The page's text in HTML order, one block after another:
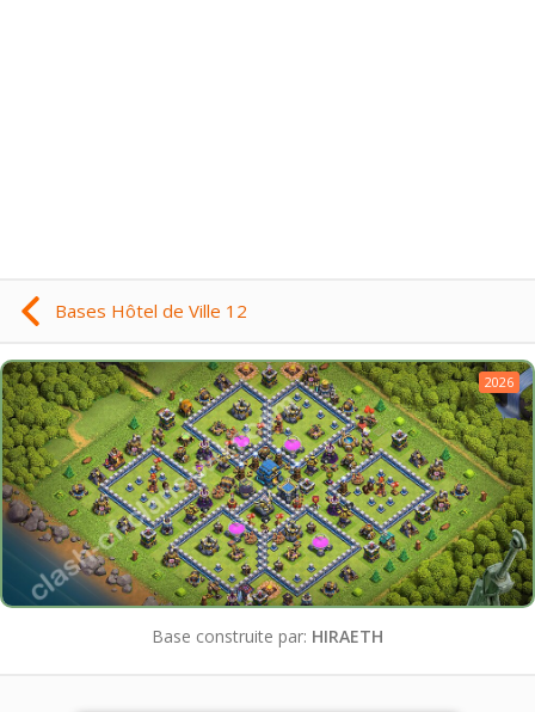
Bases Hôtel de Ville 12
2026
Base construite par: HIRAETH